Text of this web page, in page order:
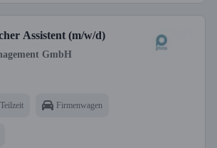
Assistent (m/w/d)
GmbH
Teilzeit Firmenwagen